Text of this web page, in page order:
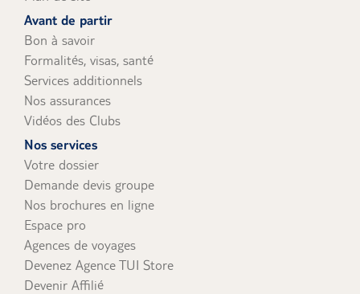
Avant de partir
Bon à savoir
Formalités, visas, santé
Services additionnels
Nos assurances
Vidéos des Clubs
Nos services
Votre dossier
Demande devis groupe
Nos brochures en ligne
Espace pro
Agences de voyages
Devenez Agence TUI Store
Devenir Affilié